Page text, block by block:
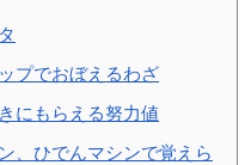
プでおぼえるわざ
にもらえる努力値
、ひでんマシンで覚えら